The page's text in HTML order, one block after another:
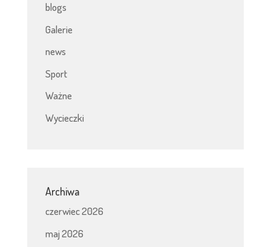
blogs
Galerie
news
Sport
Ważne
Wycieczki
Archiwa
czerwiec 2026
maj 2026